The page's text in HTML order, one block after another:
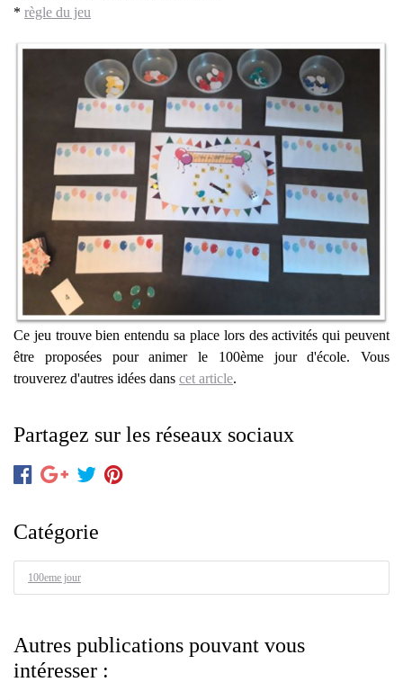
* règle du jeu
Ce jeu trouve bien entendu sa place lors des activités qui peuvent
être proposées pour animer le 100ème jour d'école. Vous
trouverez d'autres idées dans cet article.
Partagez sur les réseaux sociaux
Catégorie
100eme jour
Autres publications pouvant vous
intéresser :